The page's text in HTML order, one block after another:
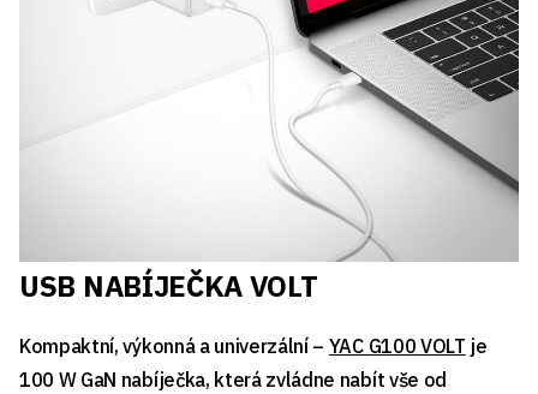
USB NABÍJEČKA VOLT
Kompaktní, výkonná a univerzální – YAC G100 VOLT je
100 W GaN nabíječka, která zvládne nabít vše od